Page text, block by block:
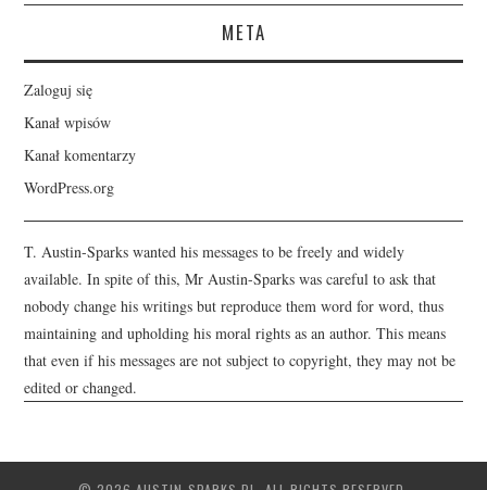
META
Zaloguj się
Kanał wpisów
Kanał komentarzy
WordPress.org
T. Austin-Sparks wanted his messages to be freely and widely
available. In spite of this, Mr Austin-Sparks was careful to ask that
nobody change his writings but reproduce them word for word, thus
maintaining and upholding his moral rights as an author. This means
that even if his messages are not subject to copyright, they may not be
edited or changed.